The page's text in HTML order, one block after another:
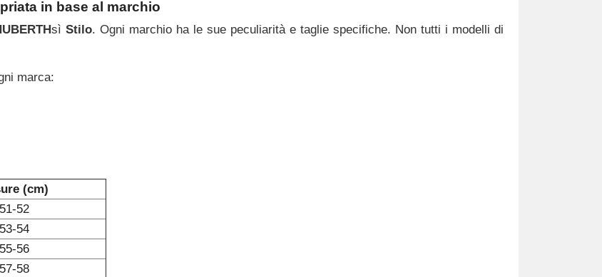
in base al marchio
sì Stilo. Ogni marchio ha le sue peculiarità e taglie specifiche. Non tutti i modelli di
marca:
(cm)
51-52
53-54
55-56
57-58